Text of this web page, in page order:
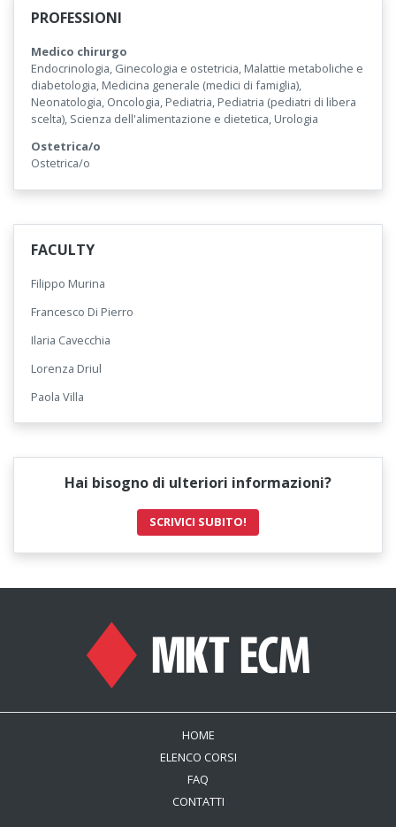
PROFESSIONI
Medico chirurgo
Endocrinologia, Ginecologia e ostetricia, Malattie metaboliche e
diabetologia, Medicina generale (medici di famiglia),
Neonatologia, Oncologia, Pediatria, Pediatria (pediatri di libera
scelta), Scienza dell'alimentazione e dietetica, Urologia
Ostetrica/o
Ostetrica/o
FACULTY
Filippo Murina
Francesco Di Pierro
Ilaria Cavecchia
Lorenza Driul
Paola Villa
Hai bisogno di ulteriori informazioni?
SCRIVICI SUBITO!
HOME
ELENCO CORSI
FAQ
CONTATTI